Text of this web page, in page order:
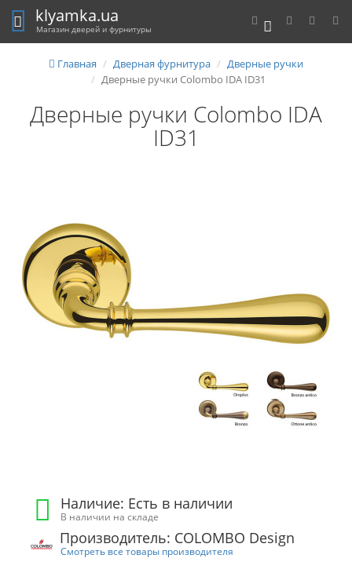
0
klyamka.ua
Магазин дверей и фурнитуры
Главная Дверная фурнитура
Дверные ручки
Дверные ручки Colombo IDA ID31
Дверные ручки Colombo IDA
ID31
Наличие: Есть в наличии
В наличии на складе
Производитель: COLOMBO Design
Смотреть все товары производителя